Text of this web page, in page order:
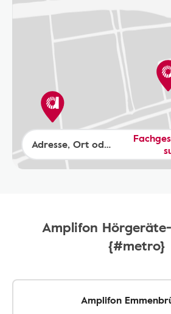
Amplifon
{#metro}
Amplifon